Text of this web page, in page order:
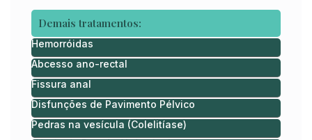
Demais tratamentos:
Hemorróidas
Abcesso ano-rectal
Fissura anal​
Disfunções de Pavimento Pélvico​
Pedras na vesícula (Colelitíase)​